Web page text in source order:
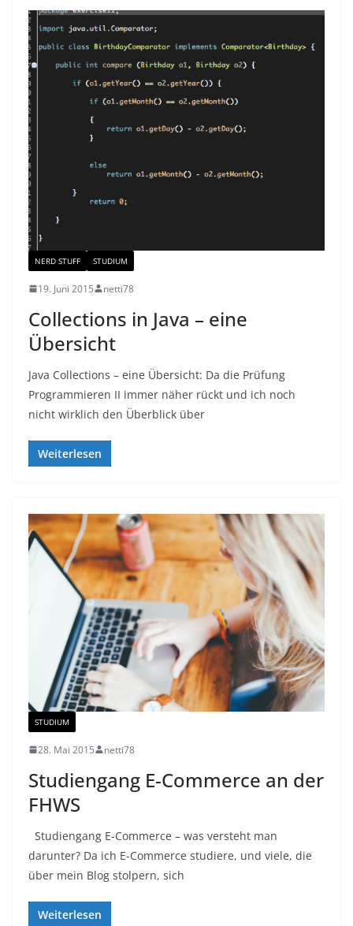
NERD STUFF STUDIUM
19. Juni 2015 netti78
Collections in Java – eine
Übersicht
Java Collections – eine Übersicht: Da die Prüfung
Programmieren II immer näher rückt und ich noch
nicht wirklich den Überblick über
Weiterlesen
STUDIUM
28. Mai 2015 netti78
Studiengang E-Commerce an der
FHWS
Studiengang E-Commerce – was versteht man
darunter? Da ich E-Commerce studiere, und viele, die
über mein Blog stolpern, sich
Weiterlesen